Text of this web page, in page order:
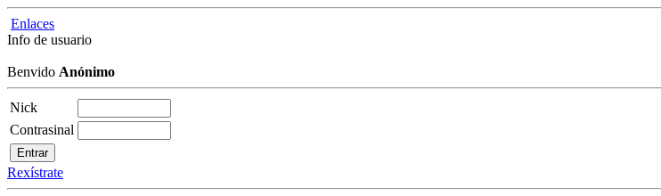
Enlaces
Info de usuario
Benvido Anónimo
Nick
Contrasinal
Rexístrate